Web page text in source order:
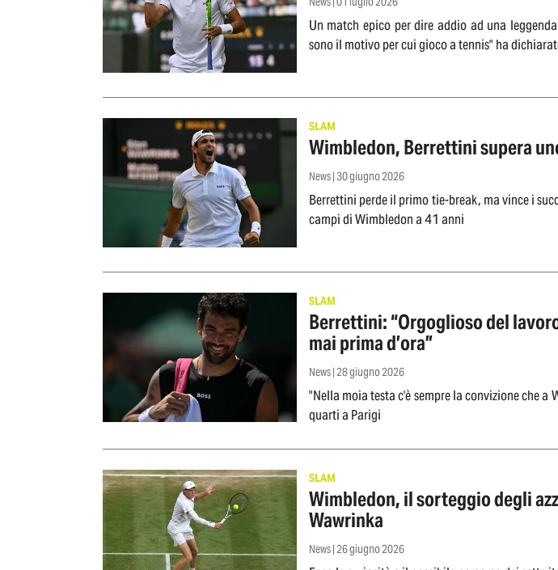
Un match epico per dire addio ad una
sono il motivo per cui gioco a tennis" ha
SLAM
Wimbledon, Berrettini supera
News | 30 giugno 2026
Berrettini perde il primo tie-break, ma vince i
campi di Wimbledon a 41 anni
SLAM
Berrettini: “Orgoglioso del
mai prima d’ora”
News | 28 giugno 2026
"Nella moia testa c'è sempre la convizione che
quarti a Parigi
SLAM
Wimbledon, il sorteggio degli
Wawrinka
News | 26 giugno 2026